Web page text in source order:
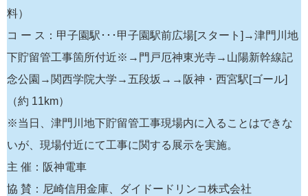
料）
コ ー ス：甲子園駅･･･甲子園駅前広場[スタート]→津門川地
下貯留管工事箇所付近※→門戸厄神東光寺→山陽新幹線記
念公園→関西学院大学→五段坂→→阪神・西宮駅[ゴール]
（約 11km）
※当日、津門川地下貯留管工事現場内に入ることはできな
いが、現場付近にて工事に関する展示を実施。
主 催：阪神電車
協 賛：尼崎信用金庫、ダイドードリンコ株式会社